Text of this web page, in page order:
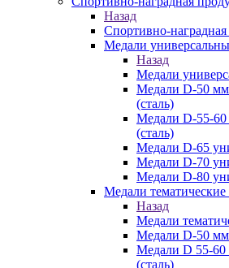
Назад
Спортивно-
Медали
Назад
Медали
Медали D-50
(сталь)
Медали D-55-
(сталь)
Медали D-65
Медали D-70
Медали D-80
Медали тематические
Назад
Медали
Медали D-50 мм
Медали D 55-60
(сталь)